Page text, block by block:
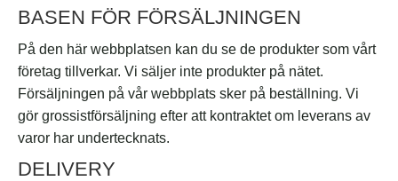
BASEN FÖR FÖRSÄLJNINGEN
På den här webbplatsen kan du se de produkter som vårt
företag tillverkar. Vi säljer inte produkter på nätet.
Försäljningen på vår webbplats sker på beställning. Vi
gör grossistförsäljning efter att kontraktet om leverans av
varor har undertecknats.
DELIVERY